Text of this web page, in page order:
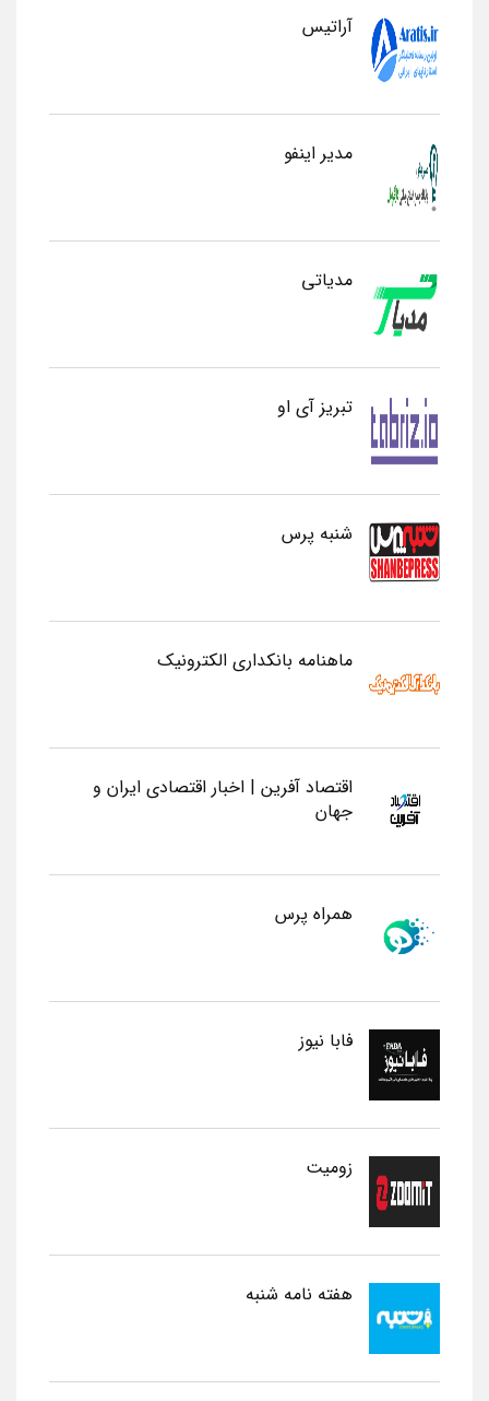
آراتیس
مدیر اینفو
مدیاتی
تبریز آی او
شنبه پرس
ماهنامه بانکداری الکترونیک
اقتصاد آفرین | اخبار اقتصادی ایران و
جهان
همراه پرس
فابا نیوز
زومیت
هفته نامه شنبه